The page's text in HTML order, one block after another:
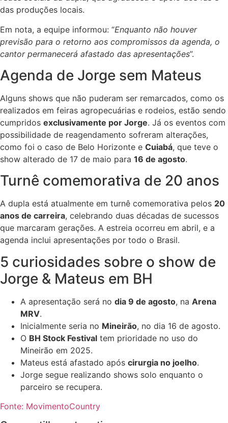
das produções locais.
Em nota, a equipe informou: “Enquanto não houver
previsão para o retorno aos compromissos da agenda, o
cantor permanecerá afastado das apresentações”.
Agenda de Jorge sem Mateus
Alguns shows que não puderam ser remarcados, como os
realizados em feiras agropecuárias e rodeios, estão sendo
cumpridos exclusivamente por Jorge. Já os eventos com
possibilidade de reagendamento sofreram alterações,
como foi o caso de Belo Horizonte e Cuiabá, que teve o
show alterado de 17 de maio para 16 de agosto.
Turnê comemorativa de 20 anos
A dupla está atualmente em turnê comemorativa pelos 20
anos de carreira, celebrando duas décadas de sucessos
que marcaram gerações. A estreia ocorreu em abril, e a
agenda inclui apresentações por todo o Brasil.
5 curiosidades sobre o show de
Jorge & Mateus em BH
A apresentação será no dia 9 de agosto, na Arena
MRV.
Inicialmente seria no Mineirão, no dia 16 de agosto.
O BH Stock Festival tem prioridade no uso do
Mineirão em 2025.
Mateus está afastado após cirurgia no joelho.
Jorge segue realizando shows solo enquanto o
parceiro se recupera.
Fonte: MovimentoCountry